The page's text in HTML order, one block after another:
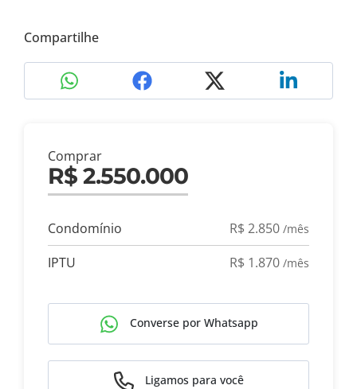
Compartilhe
Comprar
R$ 2.550.000
Condomínio R$ 2.850 /mês
IPTU R$ 1.870 /mês
Converse por Whatsapp
Ligamos para você